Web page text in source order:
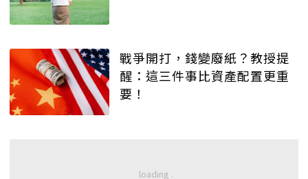
戰爭開打，錢變廢紙？教授提
醒：這三件事比資產配置更重
要！